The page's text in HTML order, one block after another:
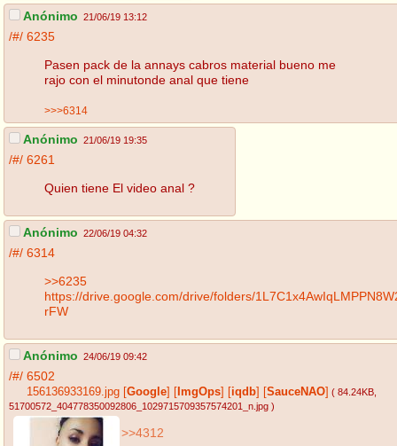
Anónimo 21/06/19 13:12
/#/ 6235
Pasen pack de la annays cabros material bueno me
rajo con el minutonde anal que tiene
>>>6314
Anónimo 21/06/19 19:35
/#/ 6261
Quien tiene El video anal ?
Anónimo 22/06/19 04:32
/#/ 6314
>>6235
https://drive.google.com/drive/folders/
rFW
Anónimo 24/06/19 09:42
/#/ 6502
156136933169.jpg [Google] [ ImgOps] [iqdb] [SauceNAO] ( 84.24KB
51700572_404778350092806_1029715709357574201_n.jpg )
>>4312